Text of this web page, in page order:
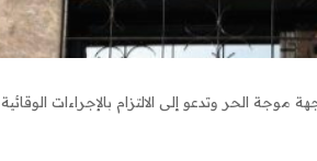
موجة الحر وتدعو إلى الالتزام بالإجراءات الوقائية